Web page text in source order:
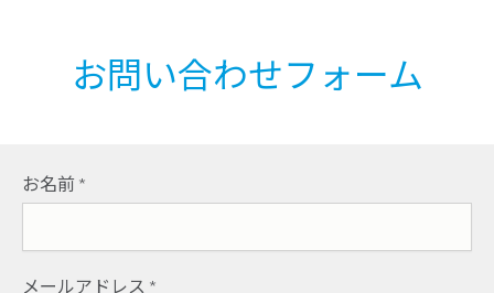
お問い合わせフォーム
お名前 *
メールアドレス *